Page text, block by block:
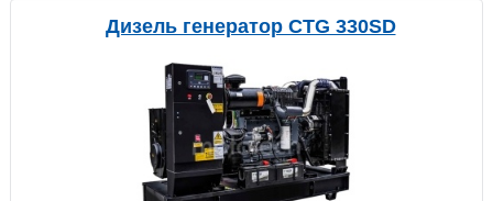
Дизель генератор CTG 330SD